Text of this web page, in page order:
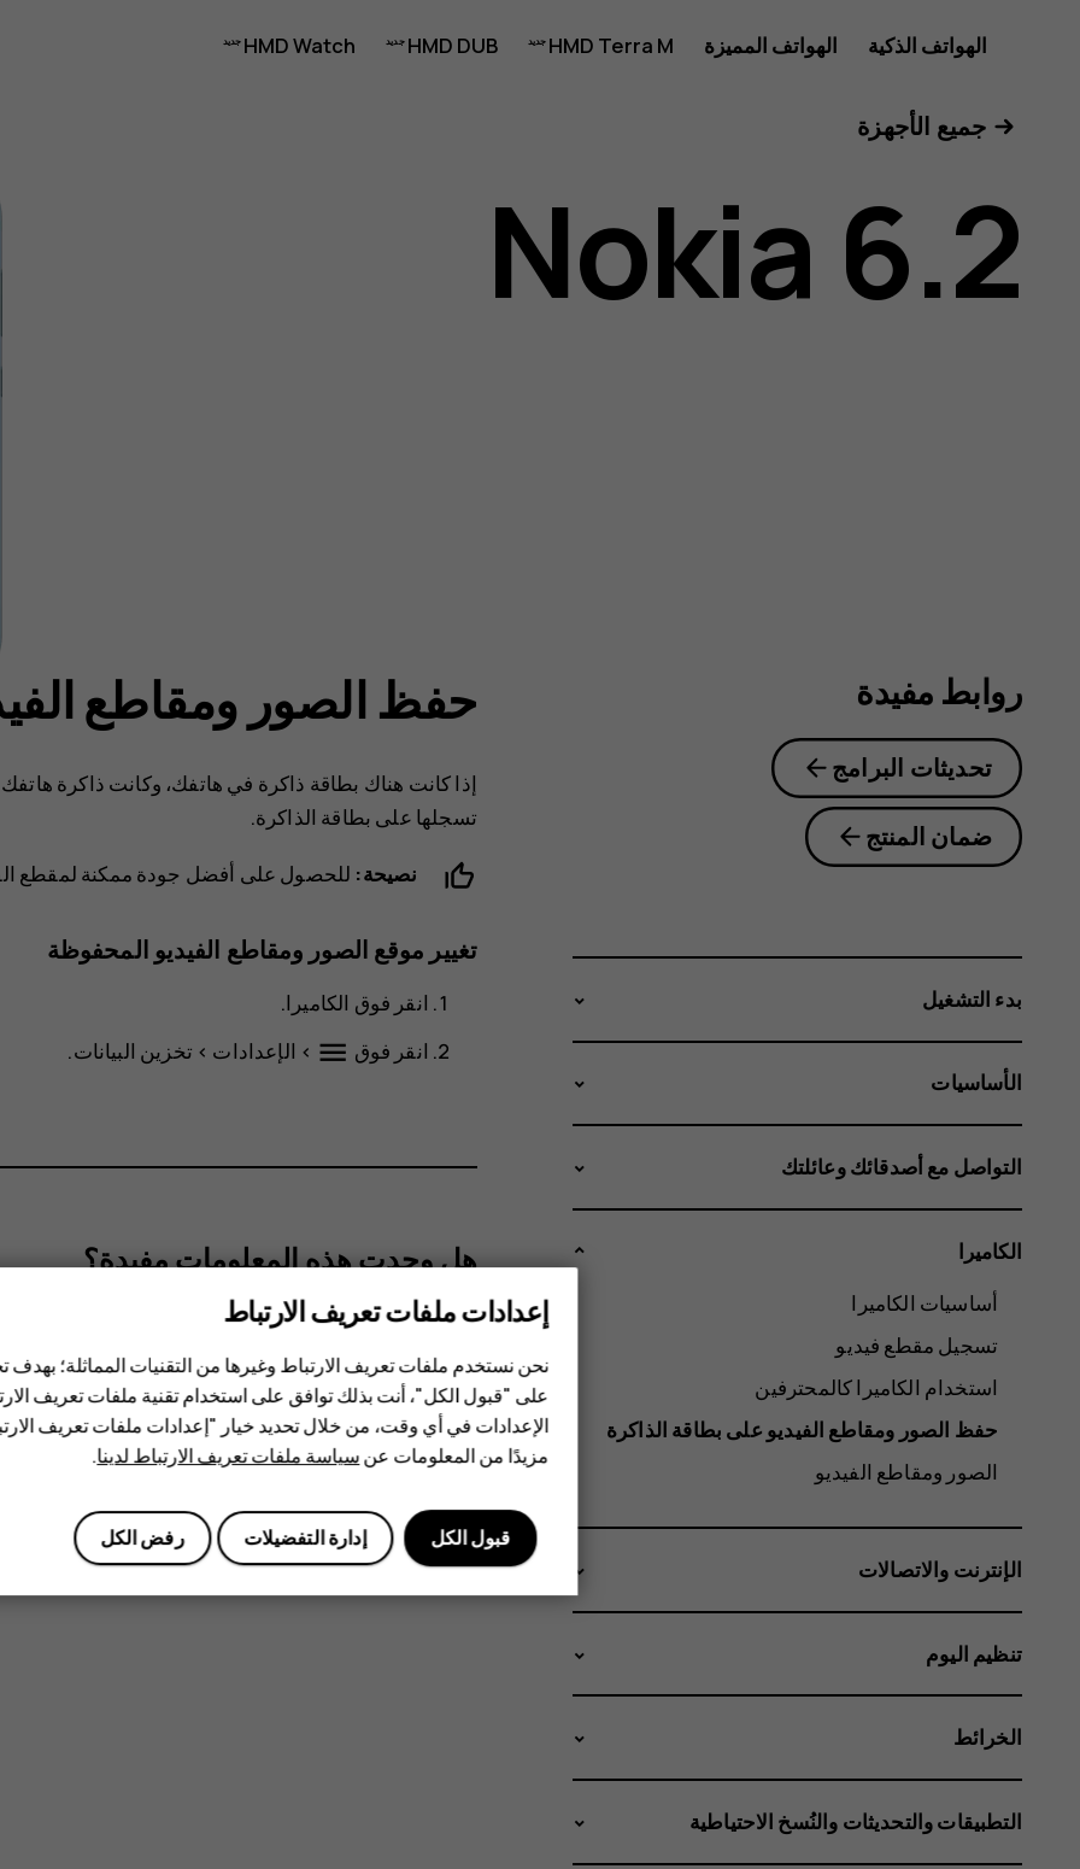
دليل
مستخدم
هاتف
الهواتف الذكية الهواتف المميزة HMD Terra M
HMD DUB
HMD Watch
جميع الأجهزة
Nokia 6.2
حفظ الصور ومقاطع
إذا كانت هناك بطاقة ذاكرة في هاتفك، وكانت ذاكرة
تسجلها على بطاقة الذاكرة.
نصيحة: للحصول على أفضل جودة ممكنة لمقطع
تغيير موقع الصور ومقاطع الفيديو المحفوظة
انقر فوق الكاميرا.
انقر فوق menu
> الإعدادات > تخزين البيانات.
هل وجدت هذه المعلومات مفيدة؟
نعم لا
روابط مفيدة
تحديثات البرامج
ضمان المنتج
بدء التشغيل
الأساسيات
التواصل مع أصدقائك وعائلتك
الكاميرا
أساسيات الكاميرا
تسجيل مقطع فيديو
استخدام الكاميرا كالمحترفين
حفظ الصور ومقاطع الفيديو على بطاقة الذاكرة
الصور ومقاطع الفيديو
الإنترنت والاتصالات
تنظيم اليوم
الخرائط
التطبيقات والتحديثات والنُسخ الاحتياطية
إعدادات ملفات تعريف الارتباط
نحن نستخدم ملفات تعريف الارتباط وغيرها من التقنيات المماثلة؛
على "قبول الكل"، أنت بذلك توافق على استخدام تقنية ملفات تعريف
الإعدادات في أي وقت، من خلال تحديد خيار "إعدادات ملفات تعريف
مزيدًا من المعلومات عنسياسة ملفات تعريف الارتباط لدينا.
رفض الكل إدارة التفضيلات قبول الكل